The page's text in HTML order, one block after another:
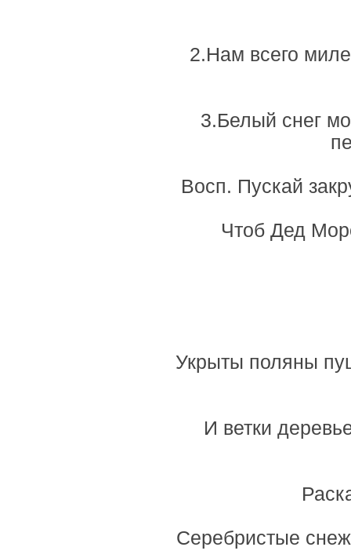
2.Нам всего
3.Белый снег
Восп. Пускай
Чтоб Дед
Укрыты поляны
И ветки
Серебристые